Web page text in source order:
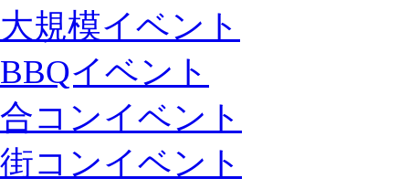
大規模イベント
BBQイベント
合コンイベント
街コンイベント